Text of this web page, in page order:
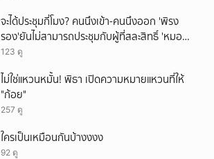
จะได้ประชุมกี่โมง? คนนึงเข้า-คนนึงออก 'พิรง
รอง'ยันไม่สามารถประชุมกับผู้ที่สละสิทธิ์ 'หมอ
สรณ'ชี้ ไม่มีใครสั่งให้ผมหยุดปฏิบัติหน้าที่
123 ดู
ไม่ใช่แหวนหมั้น! พิธา เปิดความหมายแหวนที่ให้
"ก้อย"
257 ดู
ใครเป็นเหมือนกันบ้างงงง
92 ดู